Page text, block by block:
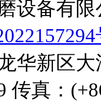
设备有
华新区
传真：